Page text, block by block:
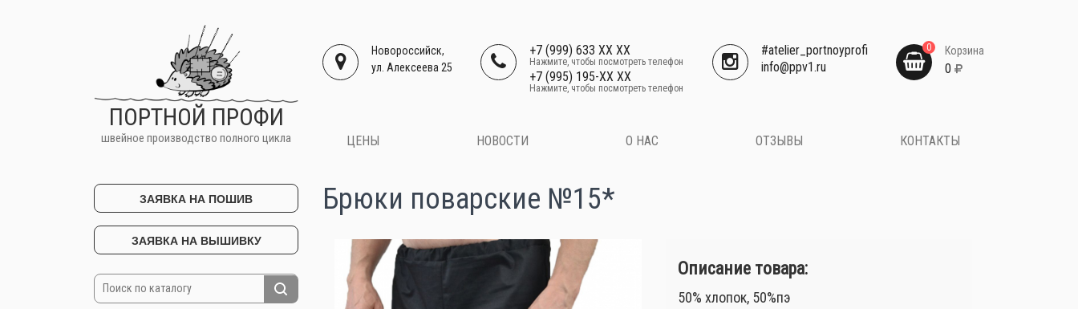
ПОРТНОЙ ПРОФИ
швейное производство полного цикла
Новороссийск,
ул. Алексеева 25
+7 (999) 633 XX XX
Нажмите, чтобы посмотреть телефон
+7 (995) 195-XX XX
Нажмите, чтобы посмотреть телефон
#atelier_portnoyprofi
​info@ppv1.ru
0 Корзина
0
ЦЕНЫ НОВОСТИ О НАС ОТЗЫВЫ КОНТАКТЫ
ЗАЯВКА НА ПОШИВ
ЗАЯВКА НА ВЫШИВКУ
Брюки поварские №15*
Описание товара:
50% хлопок, 50%пэ